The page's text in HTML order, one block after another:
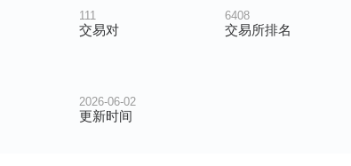
111
交易对
6408
交易所排名
2026-06-02
更新时间